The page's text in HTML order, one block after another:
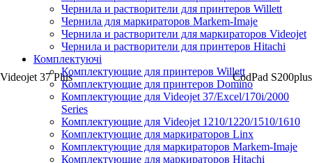
Чернила и растворители для принтеров Willett
Чернила для маркираторов Markem-Imaje
Чернила и растворители для маркираторов Videojet
Чернила и растворители для принтеров Hitachi
Комплектуючі
Комплектующие для принтеров Willett
Комплектующие для принтеров Domino
Комплектующие для Videojet 37/Excel/170i/2000
Series
Комплектующие для Videojet 1210/1220/1510/1610
Комплектующие для маркираторов Linx
Комплектующие для маркираторов Markem-Imaje
Комплектующие для маркираторов Hitachi
Videojet 37 Plus CodPad S200plus